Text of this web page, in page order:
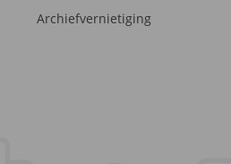
Archiefvernietiging